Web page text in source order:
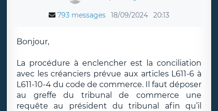
793 messages 18/09/2024 20:13
Bonjour,
La procédure à enclencher est la conciliation
avec les créanciers prévue aux articles L611-6 à
L611-10-4 du code de commerce. Il faut déposer
au greffe du tribunal de commerce une
requête au président du tribunal afin qu’il